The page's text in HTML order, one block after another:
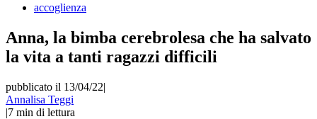
accoglienza
Anna, la bimba cerebrolesa che ha salvato
la vita a tanti ragazzi difficili
pubblicato il 13/04/22|
Annalisa Teggi
|7 min di lettura